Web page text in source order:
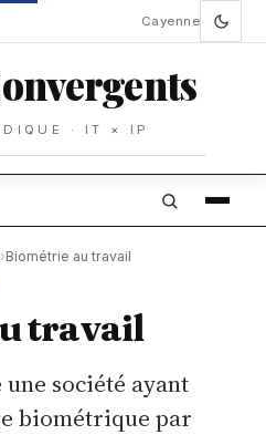
Cayenne
· IT × IP
›Biométrie au travail
travail
société ayant
biométrique par